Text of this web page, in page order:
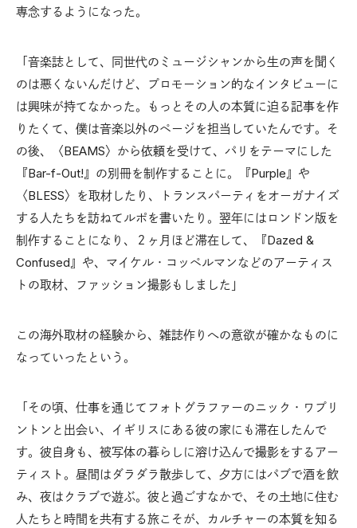
専念するようになった。
「音楽誌として、同世代のミュージシャンから生の声を聞く
のは悪くないんだけど、プロモーション的なインタビューに
は興味が持てなかった。もっとその人の本質に迫る記事を作
りたくて、僕は音楽以外のページを担当していたんです。そ
の後、〈BEAMS〉から依頼を受けて、パリをテーマにした
『Bar-f-Out!』の別冊を制作することに。『Purple』や
〈BLESS〉を取材したり、トランスパーティをオーガナイズ
する人たちを訪ねてルポを書いたり。翌年にはロンドン版を
制作することになり、２ヶ月ほど滞在して、『Dazed &
Confused』や、マイケル・コッペルマンなどのアーティス
トの取材、ファッション撮影もしました」
この海外取材の経験から、雑誌作りへの意欲が確かなものに
なっていったという。
「その頃、仕事を通じてフォトグラファーのニック・ワプリ
ントンと出会い、イギリスにある彼の家にも滞在したんで
す。彼自身も、被写体の暮らしに溶け込んで撮影をするアー
ティスト。昼間はダラダラ散歩して、夕方にはパブで酒を飲
み、夜はクラブで遊ぶ。彼と過ごすなかで、その土地に住む
人たちと時間を共有する旅こそが、カルチャーの本質を知る